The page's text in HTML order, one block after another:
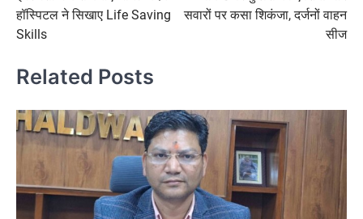
हॉस्पिटल ने सिखाए Life Saving
Skills
सवारों पर कसा शिकंजा, दर्जनों वाहन
सीज
Related Posts